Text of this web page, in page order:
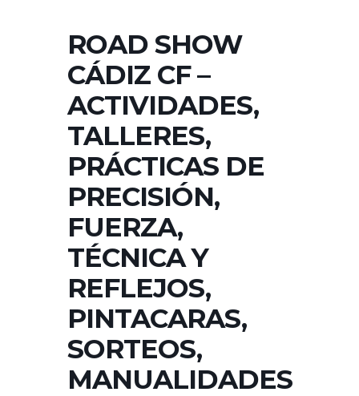
ROAD SHOW
CÁDIZ CF –
ACTIVIDADES,
TALLERES,
PRÁCTICAS DE
PRECISIÓN,
FUERZA,
TÉCNICA Y
REFLEJOS,
PINTACARAS,
SORTEOS,
MANUALIDADES